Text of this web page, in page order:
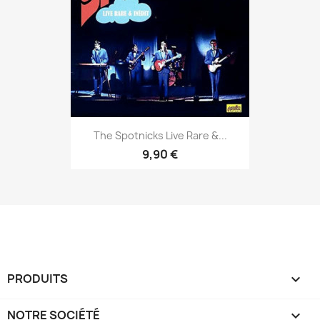
The Spotnicks Live Rare &...
9,90 €
PRODUITS 
NOTRE SOCIÉTÉ 